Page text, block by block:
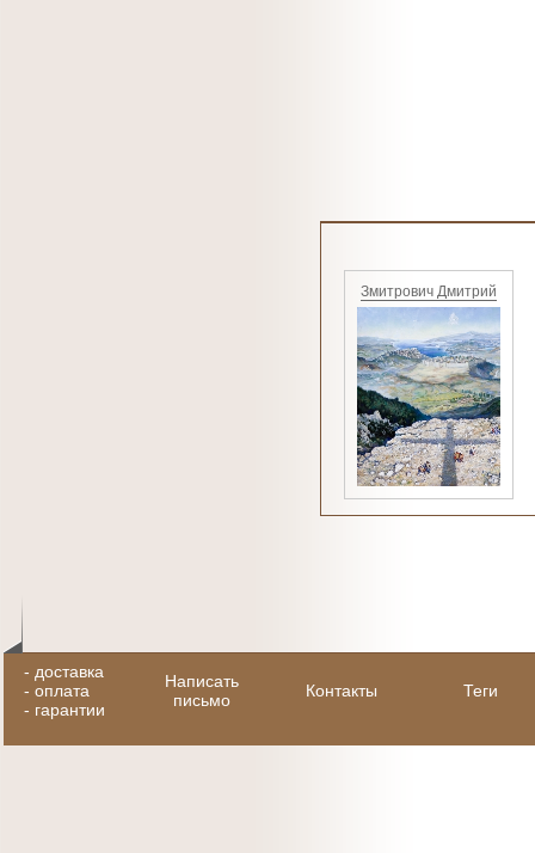
Змитрович Дмитрий
- доставка
- оплата
- гарантии
Написать
письмо
Контакты Теги